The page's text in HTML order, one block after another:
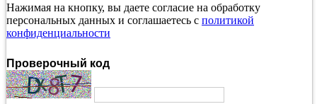
Нажимая на кнопку, вы даете согласие на обработку
персональных данных и соглашаетесь с политикой
конфиденциальности
Проверочный код